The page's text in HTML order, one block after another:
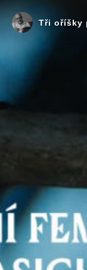
Tři oříšky